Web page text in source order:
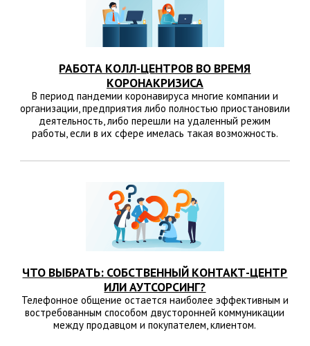
РАБОТА КОЛЛ-ЦЕНТРОВ ВО ВРЕМЯ
КОРОНАКРИЗИСА
В период пандемии коронавируса многие компании и
организации, предприятия либо полностью приостановили
деятельность, либо перешли на удаленный режим
работы, если в их сфере имелась такая возможность.
ЧТО ВЫБРАТЬ: СОБСТВЕННЫЙ КОНТАКТ-ЦЕНТР
ИЛИ АУТСОРСИНГ?
Телефонное общение остается наиболее эффективным и
востребованным способом двусторонней коммуникации
между продавцом и покупателем, клиентом.